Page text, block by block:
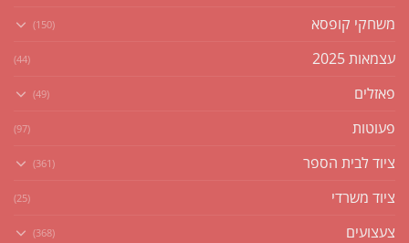
משחקי קופסא (150)
עצמאות 2025 (44)
פאזלים (49)
פעוטות (97)
ציוד לבית הספר (361)
ציוד משרדי (25)
צעצועים (368)